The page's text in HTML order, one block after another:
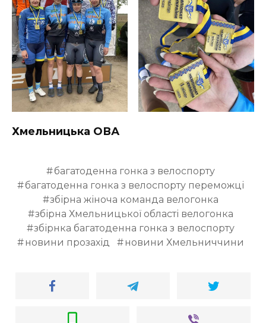
Хмельницька ОВА
багатоденна гонка з велоспорту
багатоденна гонка з велоспорту переможці
збірна жіноча команда велогонка
збірна Хмельницької області велогонка
збірнка багатоденна гонка з велоспорту
новини прозахід
новини Хмельниччини